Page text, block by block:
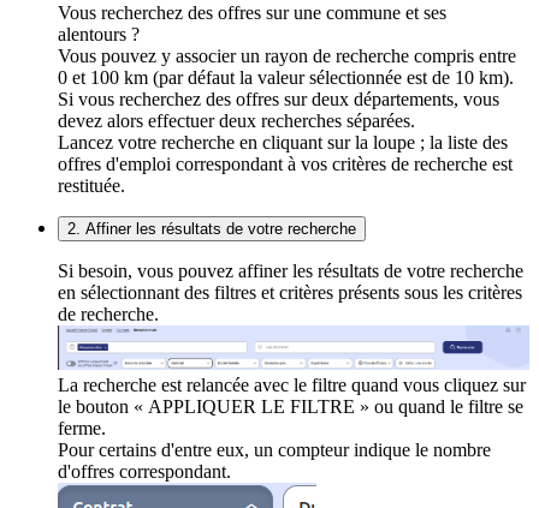
Vous recherchez des offres sur une commune et ses
alentours ?
Vous pouvez y associer un rayon de recherche compris entre
0 et 100 km (par défaut la valeur sélectionnée est de 10 km).
Si vous recherchez des offres sur deux départements, vous
devez alors effectuer deux recherches séparées.
Lancez votre recherche en cliquant sur la loupe ; la liste des
offres d'emploi correspondant à vos critères de recherche est
restituée.
2. Affiner les résultats de votre recherche
Si besoin, vous pouvez affiner les résultats de votre recherche
en sélectionnant des filtres et critères présents sous les critères
de recherche.
La recherche est relancée avec le filtre quand vous cliquez sur
le bouton « APPLIQUER LE FILTRE » ou quand le filtre se
ferme.
Pour certains d'entre eux, un compteur indique le nombre
d'offres correspondant.